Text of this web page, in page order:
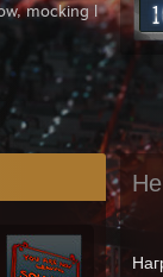
mocking light. Of